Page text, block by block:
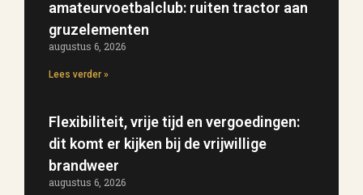
amateurvoetbalclub: ruiten tractor aan
gruzelementen
augustus 6, 2026
Lees verder »
Flexibiliteit, vrije tijd en vergoedingen:
dit komt er kijken bij de vrijwillige
brandweer
augustus 6, 2026